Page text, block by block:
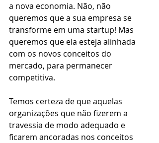
a nova economia. Não, não
queremos que a sua empresa se
transforme em uma startup! Mas
queremos que ela esteja alinhada
com os novos conceitos do
mercado, para permanecer
competitiva.
Temos certeza de que aquelas
organizações que não fizerem a
travessia de modo adequado e
ficarem ancoradas nos conceitos